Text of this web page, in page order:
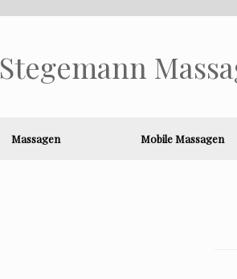
Stegemann
Massagen Mobile Massagen